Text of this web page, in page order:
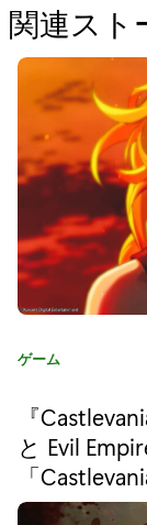
関連スト
カ
ゴ
ゲーム
『
と Evil
「